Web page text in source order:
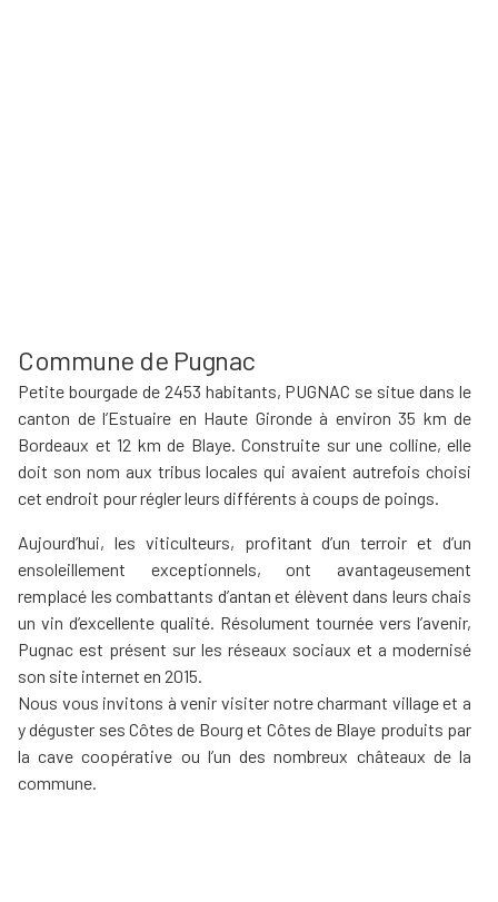
Commune de Pugnac
Petite bourgade de 2453 habitants, PUGNAC se situe dans le
canton de l’Estuaire en Haute Gironde à environ 35 km de
Bordeaux et 12 km de Blaye. Construite sur une colline, elle
doit son nom aux tribus locales qui avaient autrefois choisi
cet endroit pour régler leurs différents à coups de poings.
Aujourd’hui, les viticulteurs, profitant d’un terroir et d’un
ensoleillement exceptionnels, ont avantageusement
remplacé les combattants d’antan et élèvent dans leurs chais
un vin d’excellente qualité. Résolument tournée vers l’avenir,
Pugnac est présent sur les réseaux sociaux et a modernisé
son site internet en 2015.
Nous vous invitons à venir visiter notre charmant village et a
y déguster ses Côtes de Bourg et Côtes de Blaye produits par
la cave coopérative ou l’un des nombreux châteaux de la
commune.